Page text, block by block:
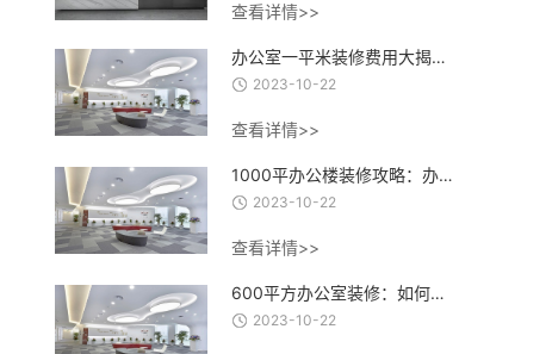
查看详情>>
办公室一平米装修费用大揭秘：从设计到材料，了解每一项费用的合理估算
2023-10-22
查看详情>>
1000平办公楼装修攻略：办公楼装修设计、材料选择与施工流程全指南
2023-10-22
查看详情>>
600平方办公室装修：如何打造一个高效、舒适、创意的办公环境？
2023-10-22